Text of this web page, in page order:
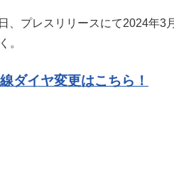
、プレスリリースにて2024年3
。
ダイヤ変更はこちら！